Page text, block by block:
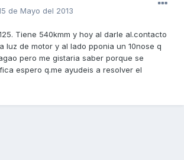
de Mayo del 2013
Tiene 540kmm y hoy al darle al.contacto
luz de motor y al lado pponia un 10nose q
pero me gistaria saber porque se
espero q.me ayudeis a resolver el